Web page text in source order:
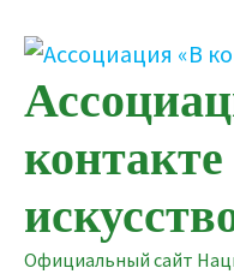
содержимому
контакте
Официальный сайт